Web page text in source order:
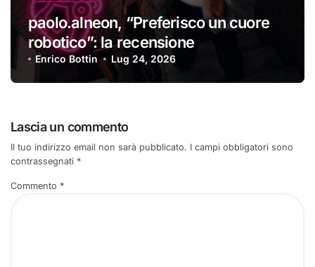
paolo.alneon, “Preferisco un cuore
robotico”: la recensione
Enrico Bottin Lug 24, 2026
Lascia un commento
Il tuo indirizzo email non sarà pubblicato. I campi obbligatori sono
contrassegnati *
Commento *